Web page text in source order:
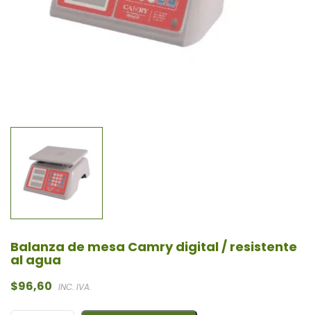
Balanza de mesa Camry digital / resistente
al agua
$96,60 INC. IVA.